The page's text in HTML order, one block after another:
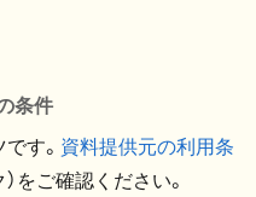
条件
す。 資料提供元の利用条
をご確認ください。